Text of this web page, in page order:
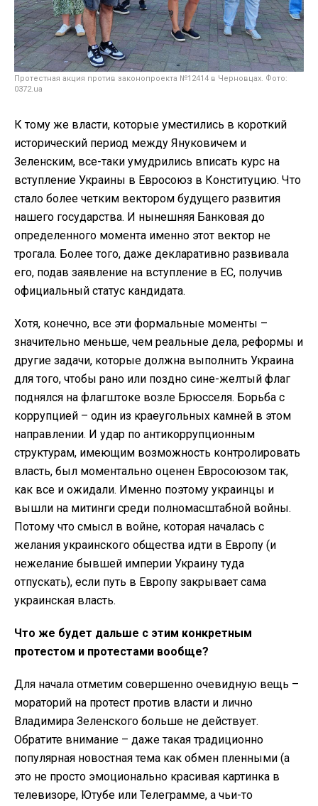
Протестная акция против законопроекта №12414 в Черновцах. Фото:
0372.ua
К тому же власти, которые уместились в короткий
исторический период между Януковичем и
Зеленским, все-таки умудрились вписать курс на
вступление Украины в Евросоюз в Конституцию. Что
стало более четким вектором будущего развития
нашего государства. И нынешняя Банковая до
определенного момента именно этот вектор не
трогала. Более того, даже декларативно развивала
его, подав заявление на вступление в ЕС, получив
официальный статус кандидата.
Хотя, конечно, все эти формальные моменты –
значительно меньше, чем реальные дела, реформы и
другие задачи, которые должна выполнить Украина
для того, чтобы рано или поздно сине-желтый флаг
поднялся на флагштоке возле Брюсселя. Борьба с
коррупцией – один из краеугольных камней в этом
направлении. И удар по антикоррупционным
структурам, имеющим возможность контролировать
власть, был моментально оценен Евросоюзом так,
как все и ожидали. Именно поэтому украинцы и
вышли на митинги среди полномасштабной войны.
Потому что смысл в войне, которая началась с
желания украинского общества идти в Европу (и
нежелание бывшей империи Украину туда
отпускать), если путь в Европу закрывает сама
украинская власть.
Что же будет дальше с этим конкретным
протестом и протестами вообще?
Для начала отметим совершенно очевидную вещь –
мораторий на протест против власти и лично
Владимира Зеленского больше не действует.
Обратите внимание – даже такая традиционно
популярная новостная тема как обмен пленными (а
это не просто эмоционально красивая картинка в
телевизоре, Ютубе или Телеграмме, а чьи-то